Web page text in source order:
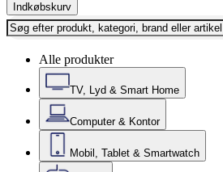
Indkøbskurv
Alle produkter
TV, Lyd & Smart Home
Computer & Kontor
Mobil, Tablet & Smartwatch